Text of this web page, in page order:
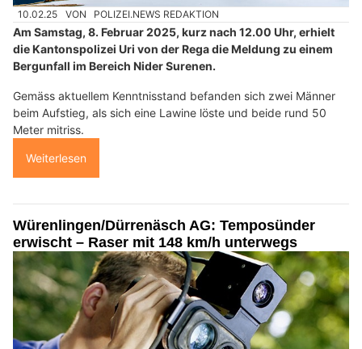
10.02.25 VON POLIZEI.NEWS REDAKTION
Am Samstag, 8. Februar 2025, kurz nach 12.00 Uhr, erhielt
die Kantonspolizei Uri von der Rega die Meldung zu einem
Bergunfall im Bereich Nider Surenen.
Gemäss aktuellem Kenntnisstand befanden sich zwei Männer
beim Aufstieg, als sich eine Lawine löste und beide rund 50
Meter mitriss.
Weiterlesen
Würenlingen/Dürrenäsch AG: Temposünder
erwischt – Raser mit 148 km/h unterwegs